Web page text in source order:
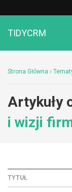
TIDYCRM
Strona Główna
Artykuły
i wizji
TYTUŁ